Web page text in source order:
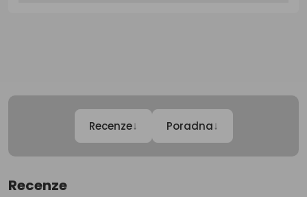
Recenze↓ Poradna↓
Recenze